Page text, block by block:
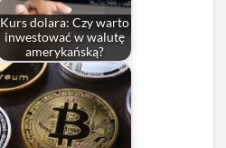
Kurs dolara: Czy warto
inwestować w walutę
amerykańską?